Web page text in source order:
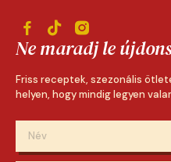
Ne maradj le
Friss receptek, szezonális
helyen, hogy mindig legyen